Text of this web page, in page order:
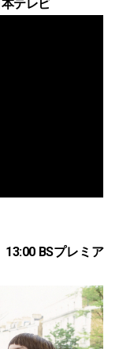
テレビ
13:00 BSプレミア